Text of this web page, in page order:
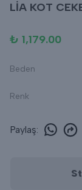
LİA KOT
₺ 1,179.00
Beden
Renk
Paylaş: